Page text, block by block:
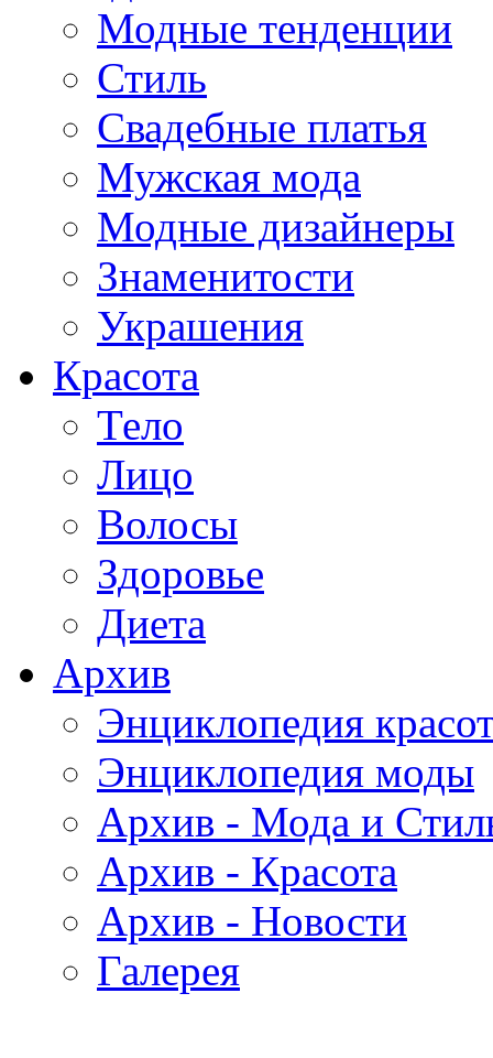
Модные тенденции
Стиль
Свадебные платья
Мужская мода
Модные дизайнеры
Знаменитости
Украшения
Красота
Тело
Лицо
Волосы
Здоровье
Диета
Архив
Энциклопедия
Энциклопедия моды
Архив - Мода и
Архив - Красота
Архив - Новости
Галерея